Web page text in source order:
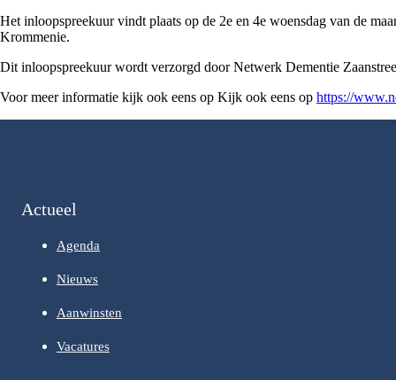
Het inloopspreekuur vindt plaats op de 2e en 4e woensdag van de
Krommenie.
Dit inloopspreekuur wordt verzorgd door Netwerk Dementie
Voor meer informatie kijk ook eens op Kijk ook eens op https://
Actueel
Agenda
Nieuws
Aanwinsten
Vacatures